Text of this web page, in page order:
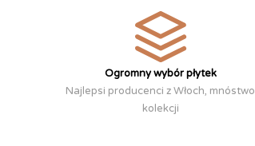
Ogromny wybór płytek
Najlepsi producenci z Włoch, mnóstwo
kolekcji